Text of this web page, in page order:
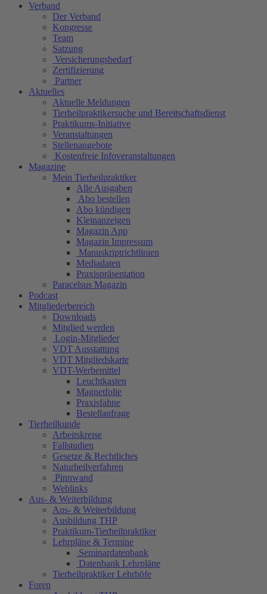
Verband
Der Verband
Kongresse
Team
Satzung
Versicherungsbedarf
Zertifizierung
Partner
Aktuelles
Aktuelle Meldungen
Tierheilpraktikersuche und Bereitschaftsdienst
Praktikums-Initiative
Veranstaltungen
Stellenangebote
Kostenfreie Infoveranstaltungen
Magazine
Mein Tierheilpraktiker
Alle Ausgaben
Abo bestellen
Abo kündigen
Kleinanzeigen
Magazin App
Magazin Impressum
Manuskriptrichtlinien
Mediadaten
Praxispräsentation
Paracelsus Magazin
Podcast
Mitgliederbereich
Downloads
Mitglied werden
Login-Mitglieder
VDT Ausstattung
VDT Mitgliedskarte
VDT-Werbemittel
Leuchtkasten
Magnetfolie
Praxisfahne
Bestellanfrage
Tierheilkunde
Arbeitskreise
Fallstudien
Gesetze & Rechtliches
Naturheilverfahren
Pinnwand
Weblinks
Aus- & Weiterbildung
Aus- & Weiterbildung
Ausbildung THP
Praktikum-Tierheilpraktiker
Lehrpläne & Termine
Seminardatenbank
Datenbank Lehrpläne
Tierheilpraktiker Lehrhöfe
Foren